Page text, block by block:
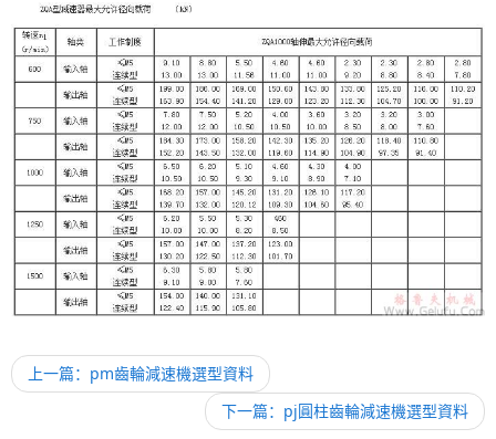
上一篇：pm齒輪減速機選型資料
下一篇：pj圓柱齒輪減速機選型資料